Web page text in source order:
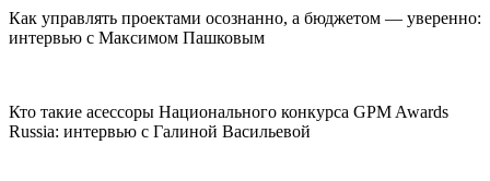
Как управлять проектами осознанно, а бюджетом — уверенно:
интервью с Максимом Пашковым
Кто такие асессоры Национального конкурса GPM Awards
Russia: интервью с Галиной Васильевой